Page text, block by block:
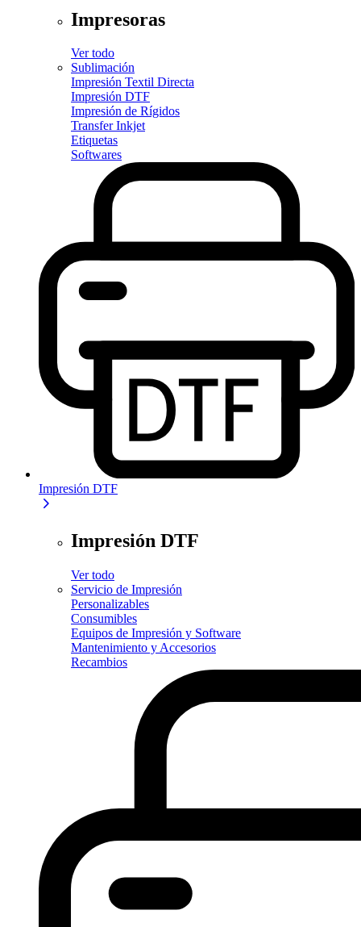
Impresoras
Ver todo
Sublimación
Impresión Textil Directa
Impresión DTF
Impresión de Rígidos
Transfer Inkjet
Etiquetas
Softwares
Impresión DTF
Impresión DTF
Ver todo
Servicio de Impresión
Personalizables
Consumibles
Equipos de Impresión y Software
Mantenimiento y Accesorios
Recambios